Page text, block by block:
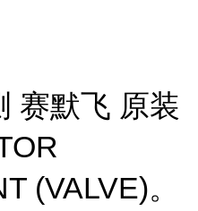
赛默飞 原装
(VALVE)。